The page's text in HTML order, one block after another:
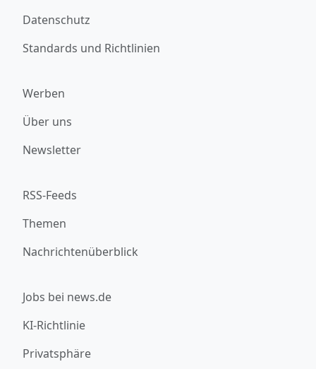
Datenschutz
Standards und Richtlinien
Werben
Über uns
Newsletter
RSS-Feeds
Themen
Nachrichtenüberblick
Jobs bei news.de
KI-Richtlinie
Privatsphäre